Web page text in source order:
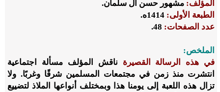
المؤلف: مشهور حسن آل سلمان.
الطبعة الأولى:
عدد الصفحات: 48.
الملخص:
في هذه الرسالة القصيرة ناقش المؤلف مسألة اجتماعية
انتشرت منذ زمن في مجتمعات المسلمين شرقًا وغربًا. ولا
تزال هذه اللعبة إلى يومنا هذا وبمختلف أنواعها الملاذ لتضييع